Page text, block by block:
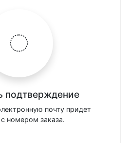
подтверждение
почту придет
номером заказа.